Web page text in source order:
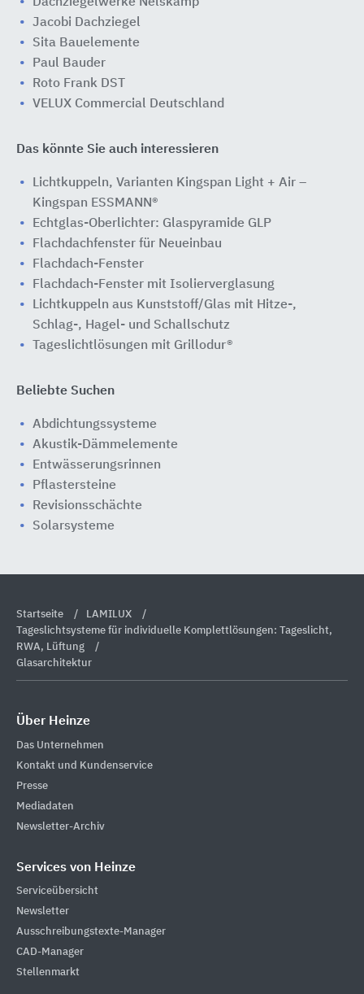
Jacobi Dachziegel
Sita Bauelemente
Paul Bauder
Roto Frank DST
VELUX Commercial Deutschland
Das könnte Sie auch interessieren
Lichtkuppeln, Varianten Kingspan Light + Air –
Kingspan ESSMANN®
Echtglas-Oberlichter: Glaspyramide GLP
Flachdachfenster für Neueinbau
Flachdach-Fenster
Flachdach-Fenster mit Isolierverglasung
Lichtkuppeln aus Kunststoff/Glas mit Hitze-,
Schlag-, Hagel- und Schallschutz
Tageslichtlösungen mit Grillodur®
Beliebte Suchen
Abdichtungssysteme
Akustik-Dämmelemente
Entwässerungsrinnen
Pflastersteine
Revisionsschächte
Solarsysteme
Startseite
LAMILUX
Tageslichtsysteme für individuelle Komplettlösungen: Tageslicht,
RWA, Lüftung
Glasarchitektur
Über Heinze
Das Unternehmen
Kontakt und Kundenservice
Presse
Mediadaten
Newsletter-Archiv
Services von Heinze
Serviceübersicht
Newsletter
Ausschreibungstexte-Manager
CAD-Manager
Stellenmarkt